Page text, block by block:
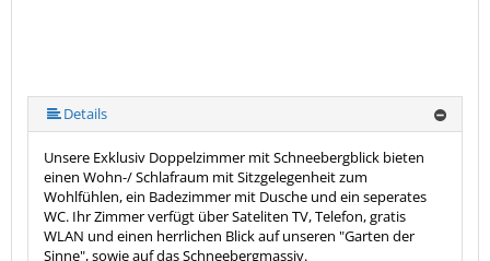
Details
Unsere Exklusiv Doppelzimmer mit Schneebergblick bieten
einen Wohn-/ Schlafraum mit Sitzgelegenheit zum
Wohlfühlen, ein Badezimmer mit Dusche und ein seperates
WC. Ihr Zimmer verfügt über Sateliten TV, Telefon, gratis
WLAN und einen herrlichen Blick auf unseren "Garten der
Sinne", sowie auf das Schneebergmassiv.